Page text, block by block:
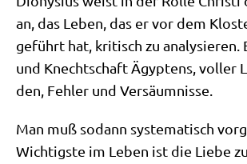
an, das Leben, das er vor dem
geführt hat, kri­tisch zu ana­ly­sie­ren.
und Knecht­schaft Ägyp­tens, vol­ler
den, Feh­ler und Versäumnisse.
Man muß sodann syste­ma­tisch
Wich­tig­ste im Leben ist die Lie­be